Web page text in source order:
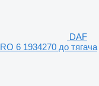
DAF
6 1934270 до тягача